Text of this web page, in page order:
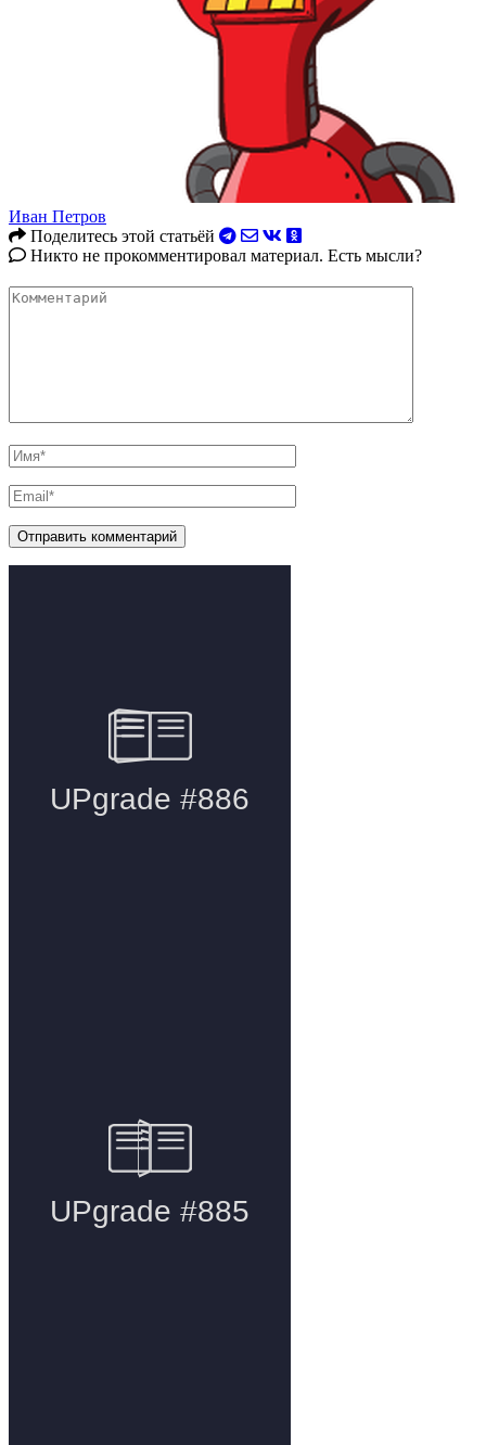
Иван Петров
Поделитесь этой статьёй
Никто не прокомментировал материал. Есть мысли?